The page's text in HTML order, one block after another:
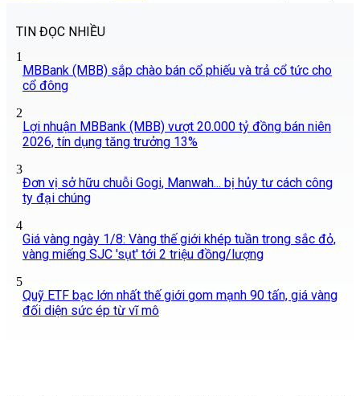
TIN ĐỌC NHIỀU
1
MBBank (MBB) sắp chào bán cổ phiếu và trả cổ tức cho
cổ đông
2
Lợi nhuận MBBank (MBB) vượt 20.000 tỷ đồng bán niên
2026, tín dụng tăng trưởng 13%
3
Đơn vị sở hữu chuỗi Gogi, Manwah... bị hủy tư cách công
ty đại chúng
4
Giá vàng ngày 1/8: Vàng thế giới khép tuần trong sắc đỏ,
vàng miếng SJC 'sụt' tới 2 triệu đồng/lượng
5
Quỹ ETF bạc lớn nhất thế giới gom mạnh 90 tấn, giá vàng
đối diện sức ép từ vĩ mô